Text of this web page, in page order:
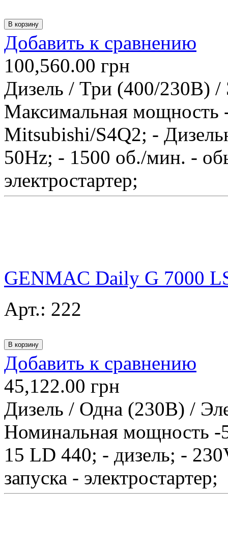
Добавить к сравнению
100,560.00 грн
Дизель / Три (400/230В) /
Максимальная мощность
Mitsubishi/S4Q2; -
50Hz; - 1500 об./мин. -
электростартер;
GENMAC Daily G 7000
Арт.: 222
Добавить к сравнению
45,122.00 грн
Дизель / Одна (230В) /
Номинальная мощность -
15 LD 440; - дизель; -
запуска - электростартер;